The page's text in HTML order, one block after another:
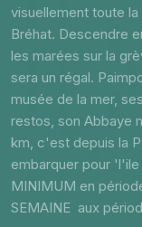
visuellement toute
Bréhat. Descendre
les marées sur la
sera un régal.
musée de la mer,
restos, son Abbaye
km, c'est depuis la
embarquer pour
MINIMUM en
SEMAINE aux